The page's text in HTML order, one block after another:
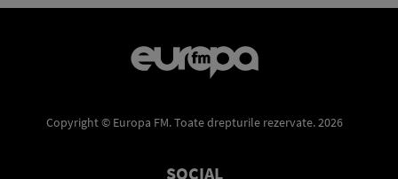
Copyright © Europa FM. Toate drepturile rezervate. 2026
SOCIAL